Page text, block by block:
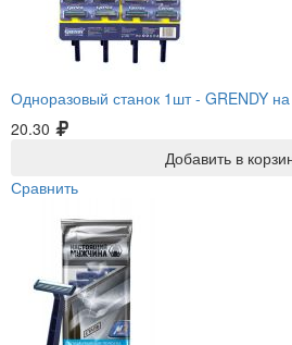
Одноразовый станок 1шт - GRENDY
20.30
Добавить в
Сравнить